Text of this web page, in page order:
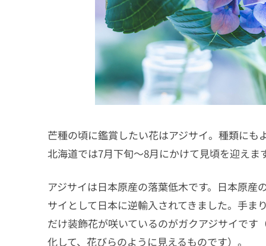
芒種の頃に鑑賞したい花はアジサイ。種類に
北海道では7月下旬〜8月にかけて見頃を迎えま
アジサイは日本原産の落葉低木です。日本原
サイとして日本に逆輸入されてきました。手
だけ装飾花が咲いているのがガクアジサイで
化して、花びらのように見えるものです）。